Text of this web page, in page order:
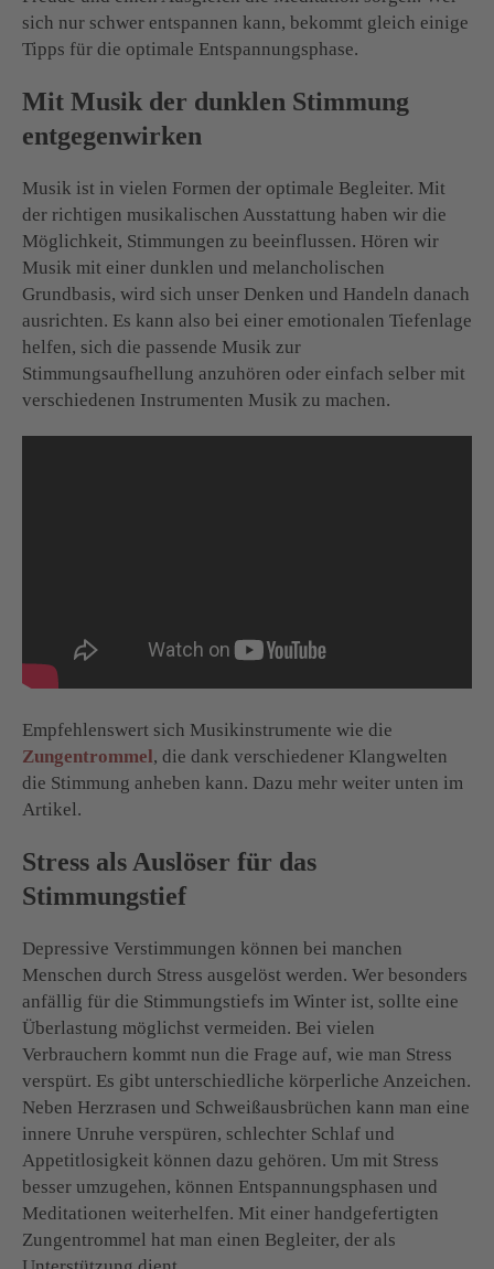
sich nur schwer entspannen kann, bekommt gleich einige
Tipps für die optimale Entspannungsphase.
Mit Musik der dunklen Stimmung
entgegenwirken
Musik ist in vielen Formen der optimale Begleiter. Mit
der richtigen musikalischen Ausstattung haben wir die
Möglichkeit, Stimmungen zu beeinflussen. Hören wir
Musik mit einer dunklen und melancholischen
Grundbasis, wird sich unser Denken und Handeln danach
ausrichten. Es kann also bei einer emotionalen Tiefenlage
helfen, sich die passende Musik zur
Stimmungsaufhellung anzuhören oder einfach selber mit
verschiedenen Instrumenten Musik zu machen.
Empfehlenswert sich Musikinstrumente wie die
Zungentrommel, die dank verschiedener Klangwelten
die Stimmung anheben kann. Dazu mehr weiter unten im
Artikel.
Stress als Auslöser für das
Stimmungstief
Depressive Verstimmungen können bei manchen
Menschen durch Stress ausgelöst werden. Wer besonders
anfällig für die Stimmungstiefs im Winter ist, sollte eine
Überlastung möglichst vermeiden. Bei vielen
Verbrauchern kommt nun die Frage auf, wie man Stress
verspürt. Es gibt unterschiedliche körperliche Anzeichen.
Neben Herzrasen und Schweißausbrüchen kann man eine
innere Unruhe verspüren, schlechter Schlaf und
Appetitlosigkeit können dazu gehören. Um mit Stress
besser umzugehen, können Entspannungsphasen und
Meditationen weiterhelfen. Mit einer handgefertigten
Zungentrommel hat man einen Begleiter, der als